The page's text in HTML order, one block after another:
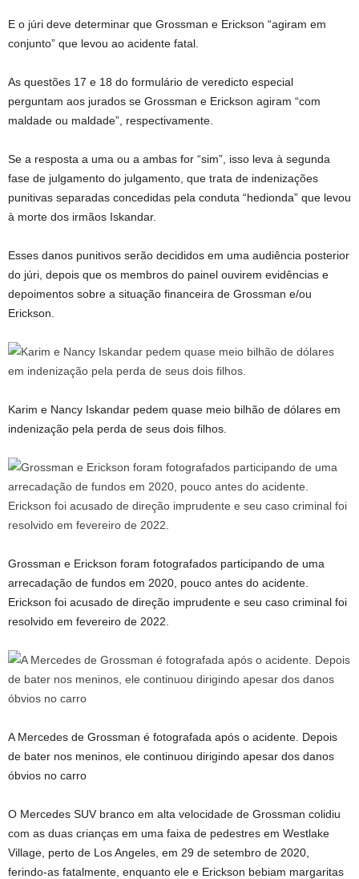
E o júri deve determinar que Grossman e Erickson “agiram em
conjunto” que levou ao acidente fatal.
As questões 17 e 18 do formulário de veredicto especial
perguntam aos jurados se Grossman e Erickson agiram “com
maldade ou maldade”, respectivamente.
Se a resposta a uma ou a ambas for “sim”, isso leva à segunda
fase de julgamento do julgamento, que trata de indenizações
punitivas separadas concedidas pela conduta “hedionda” que levou
à morte dos irmãos Iskandar.
Esses danos punitivos serão decididos em uma audiência posterior
do júri, depois que os membros do painel ouvirem evidências e
depoimentos sobre a situação financeira de Grossman e/ou
Erickson.
Karim e Nancy Iskandar pedem quase meio bilhão de dólares em
indenização pela perda de seus dois filhos.
Grossman e Erickson foram fotografados participando de uma
arrecadação de fundos em 2020, pouco antes do acidente.
Erickson foi acusado de direção imprudente e seu caso criminal foi
resolvido em fevereiro de 2022.
A Mercedes de Grossman é fotografada após o acidente. Depois
de bater nos meninos, ele continuou dirigindo apesar dos danos
óbvios no carro
O Mercedes SUV branco em alta velocidade de Grossman colidiu
com as duas crianças em uma faixa de pedestres em Westlake
Village, perto de Los Angeles, em 29 de setembro de 2020,
ferindo-as fatalmente, enquanto ele e Erickson bebiam margaritas